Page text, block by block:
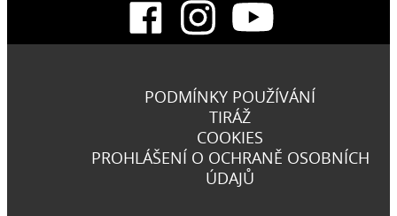
PODMÍNKY POUŽÍVÁNÍ
TIRÁŽ
COOKIES
PROHLÁŠENÍ O OCHRANĚ OSOBNÍCH
ÚDAJŮ